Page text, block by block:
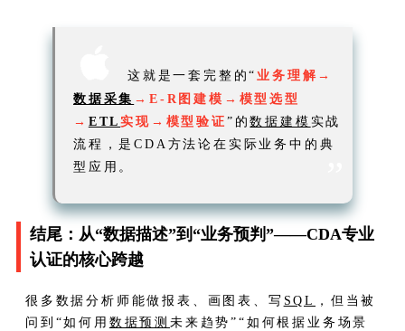
这就是一套完整的“业务理解→
数据采集 →E-R图建模→模型选型
→ ETL实现→模型验证 ”的数据建模 实战
流程，是CDA方法论在实际业务中的典
型应用。
结尾：从“数据描述”到“业务预判”——CDA专业
认证的核心跨越
很多数据分析师能做报表、画图表、写 SQL
，但当被
问到“如何用 数据预测未来趋势”“如何根据业务场景